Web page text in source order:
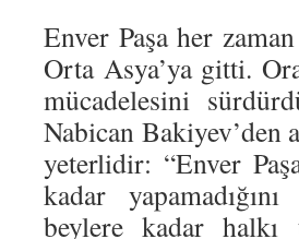
Enver Paşa her
Orta Asya’ya gitti.
mücadelesini
Nabican Bakiyev’den
yeterlidir: “Enver
kadar
beylere kadar halkı